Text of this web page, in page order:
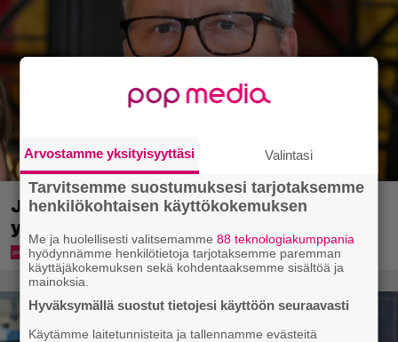
Jani Sievinen kokosi lapsikatraansa
yhteen – ”Minun suurin perintöni heille”
Arvostamme yksityisyyttäsi Valintasi
Tarvitsemme suostumuksesi tarjotaksemme
henkilökohtaisen käyttökokemuksen
Me ja huolellisesti valitsemamme88 teknologiakumppania
hyödynnämme henkilötietoja tarjotaksemme paremman
käyttäjäkokemuksen sekä kohdentaaksemme sisältöä ja
mainoksia.
Hyväksymällä suostut tietojesi käyttöön seuraavasti
Käytämme laitetunnisteita ja tallennamme evästeitä